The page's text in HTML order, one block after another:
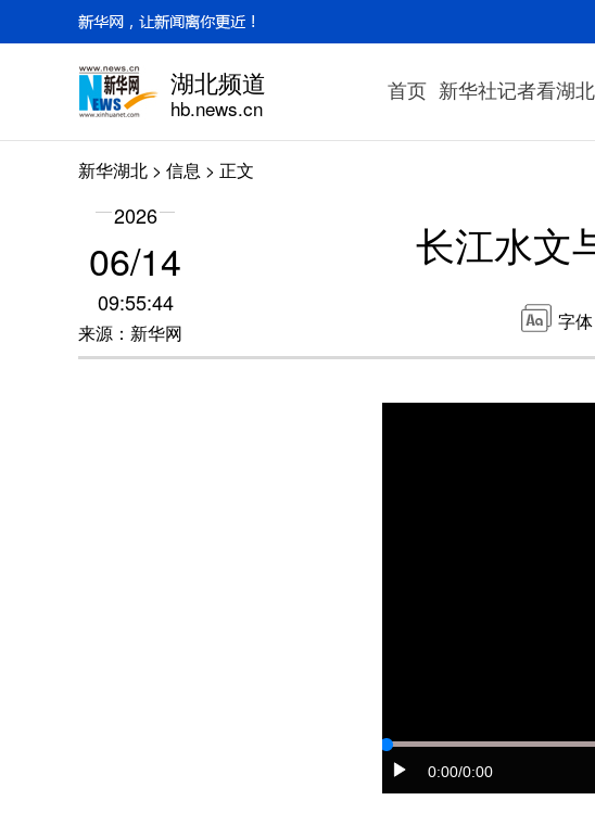
湖北频道
hb.news.cn
首页 新华社记者看湖北
新华湖北 > 信息 > 正文
2026
06/14
09:55:44
来源：新华网
长江水文
字体
0:00/0:00